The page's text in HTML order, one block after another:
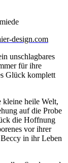
design.com
unschlagbares
für ihre
Glück komplett
kleine heile Welt,
auf die Probe
die Hoffnung
vor ihrer
in ihr Leben